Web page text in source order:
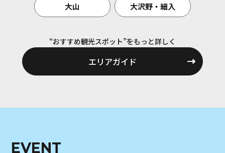
大山 大沢野・細入
“おすすめ観光スポット”をもっと詳しく
エリアガイド
EVENT